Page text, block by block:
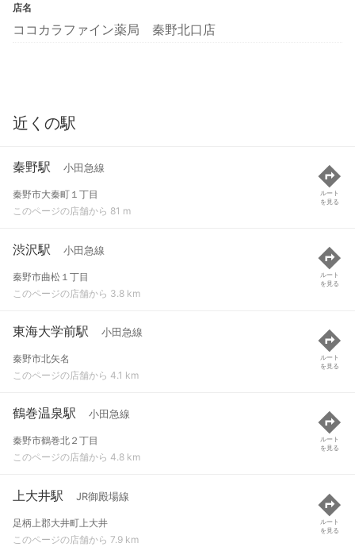
店名
ココカラファイン薬局 秦野北口店
近くの駅
秦野駅 小田急線
秦野市大秦町１丁目
このページの店舗から 81 m
ルート
を見る
渋沢駅 小田急線
秦野市曲松１丁目
このページの店舗から 3.8 km
ルート
を見る
東海大学前駅 小田急線
秦野市北矢名
このページの店舗から 4.1 km
ルート
を見る
鶴巻温泉駅 小田急線
秦野市鶴巻北２丁目
このページの店舗から 4.8 km
ルート
を見る
上大井駅 JR御殿場線
足柄上郡大井町上大井
このページの店舗から 7.9 km
ルート
を見る